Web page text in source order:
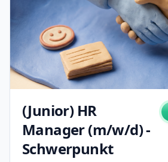
(Junior) HR
Manager (m/w/d) -
Schwerpunkt